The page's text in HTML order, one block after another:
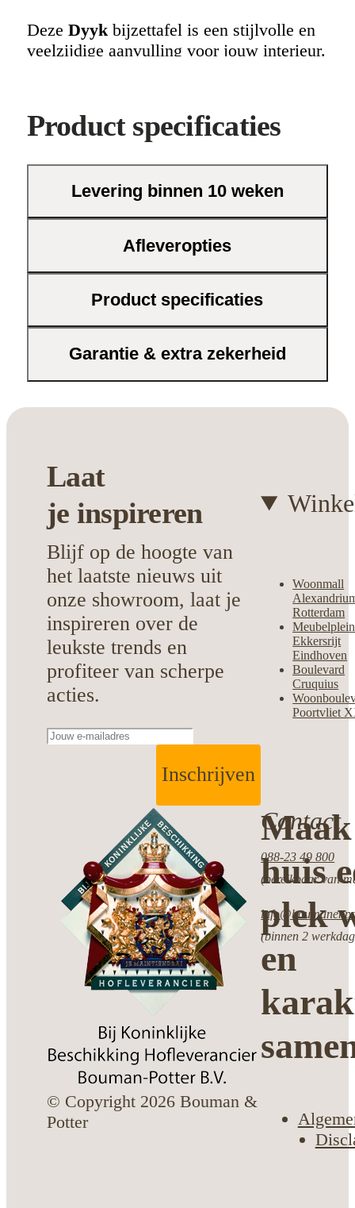
Deze Dyykbijzettafel is een stijlvolle en
veelzijdige aanvulling voor jouw interieur.
& Potter
. Het ontwerp combineert
functionaliteit met een tijdloze uitstraling,
Je geniet van het praktische
Dankzij het duurzame materiaal is deze
tafel eenvoudig schoon te houden en gaat
hij lang mee. Het is het ideale plekje voor
een leeslamp, een kopje koffie of jouw
Product specificaties
Levering binnen 10 weken
Afleveropties
Product specificaties
Garantie & extra zekerheid
huis
plek
en
Laat
je inspireren
Blijf op de hoogte van
het laatste nieuws uit
onze showroom, laat je
inspireren over de
leukste trends en
profiteer van scherpe
acties.
Inschrijven
Contact
088-23 49 800
(bereikbaar van
(binnen 2
Woonmall
Rotterdam
Meubelplein
Ekkersrijt
Eindhoven
Boulevard
Cruquius
Poortvliet
© Copyright 2026 Bouman &
Potter